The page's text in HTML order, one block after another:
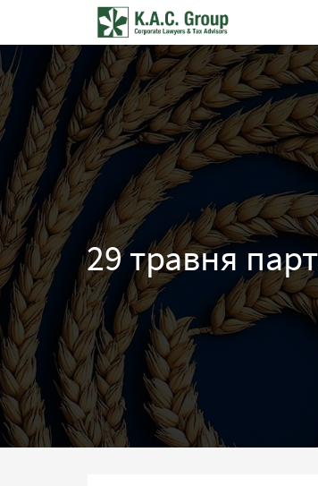
29 травня